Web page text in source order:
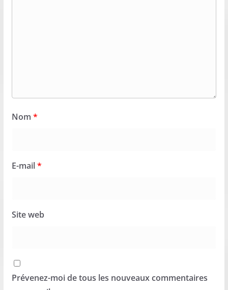
Nom *
E-mail*
Site web
Prévenez-moi de tous les nouveaux commentaires